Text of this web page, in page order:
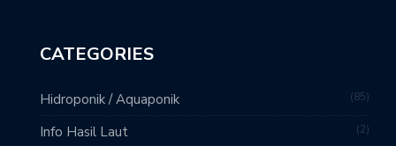
CATEGORIES
Hidroponik / Aquaponik 85
Info Hasil Laut 2